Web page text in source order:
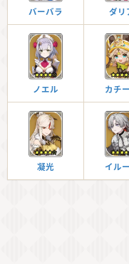
バーバラ ダリ
ノエル カチ
凝光 イル